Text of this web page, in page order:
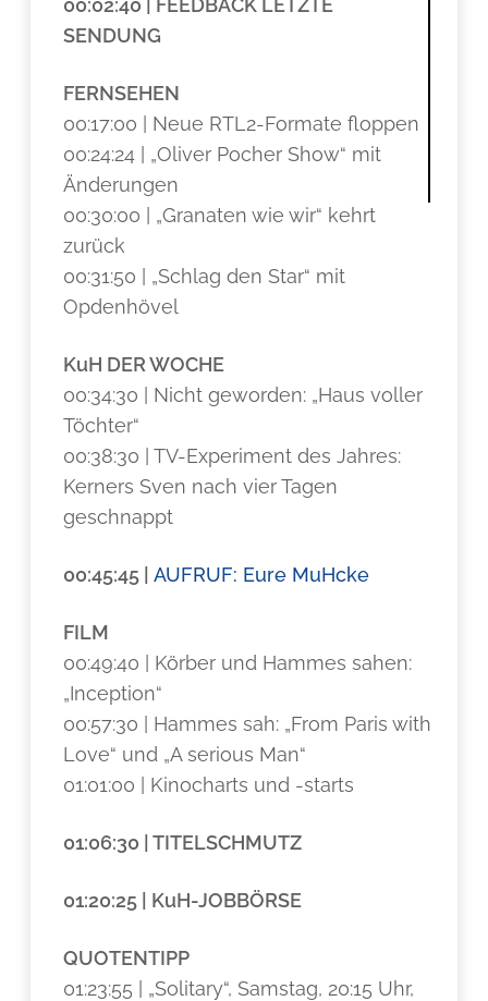
00:02:40 | FEEDBACK LETZTE
SENDUNG
FERNSEHEN
00:17:00 | Neue RTL2-Formate floppen
00:24:24 | „Oliver Pocher Show“ mit
Änderungen
00:30:00 | „Granaten wie wir“ kehrt
zurück
00:31:50 | „Schlag den Star“ mit
Opdenhövel
KuH DER WOCHE
00:34:30 | Nicht geworden: „Haus voller
Töchter“
00:38:30 | TV-Experiment des Jahres:
Kerners Sven nach vier Tagen
geschnappt
00:45:45 |AUFRUF: Eure MuHcke
FILM
00:49:40 | Körber und Hammes sahen:
„Inception“
00:57:30 | Hammes sah: „From Paris with
Love“ und „A serious Man“
01:01:00 | Kinocharts und -starts
01:06:30 | TITELSCHMUTZ
01:20:25 | KuH-JOBBÖRSE
QUOTENTIPP
01:23:55 | „Solitary“, Samstag, 20:15 Uhr,